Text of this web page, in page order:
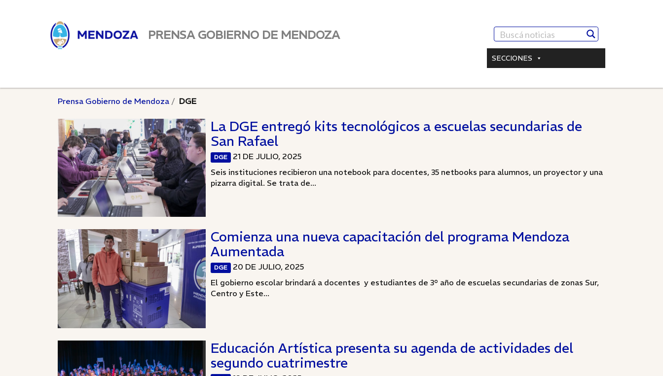
PRENSA GOBIERNO DE MENDOZA
SECCIONES
Prensa Gobierno de Mendoza DGE
La DGE entregó kits tecnológicos a escuelas secundarias de
San Rafael
DGE
21 DE JULIO, 2025
Seis instituciones recibieron una notebook para docentes, 35 netbooks para alumnos, un proyector y una
pizarra digital. Se trata de...
Comienza una nueva capacitación del programa Mendoza
Aumentada
DGE
20 DE JULIO, 2025
El gobierno escolar brindará a docentes y estudiantes de 3° año de escuelas secundarias de zonas Sur,
Centro y Este...
Educación Artística presenta su agenda de actividades del
segundo cuatrimestre